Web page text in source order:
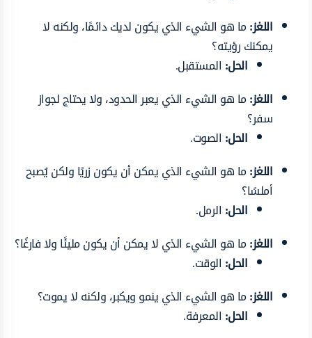
اللغز:ما هو الشيء الذي يكون لديك دائمًا، ولكنه لا
يمكنك رؤيته؟
الحل: المستقبل.
اللغز:ما هو الشيء الذي يعبر الحدود، ولا يحتاج لجواز
سفر؟
الحل: الصوت.
اللغز:ما هو الشيء الذي يمكن أن يكون زريًا ولكن يُصبح
أملسًا؟
الحل: الرمل.
اللغز:ما هو الشيء الذي لا يمكن أن يكون مليئًا ولا فارغًا؟
الحل: الوقت.
اللغز:ما هو الشيء الذي ينمو ويكبر، ولكنه لا يموت؟
الحل: المعرفة.